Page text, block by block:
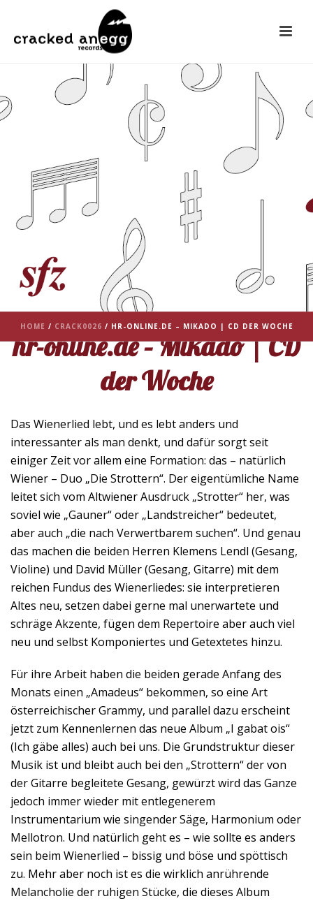
HOME / CRACK0026 / HR-ONLINE.DE – MIKADO | CD DER WOCHE
hr-online.de – Mikado | CD
der Woche
Das Wienerlied lebt, und es lebt anders und
interessanter als man denkt, und dafür sorgt seit
einiger Zeit vor allem eine Formation: das – natürlich
Wiener – Duo „Die Strottern“. Der eigentümliche Name
leitet sich vom Altwiener Ausdruck „Strotter“ her, was
soviel wie „Gauner“ oder „Landstreicher“ bedeutet,
aber auch „die nach Verwertbarem suchen“. Und genau
das machen die beiden Herren Klemens Lendl (Gesang,
Violine) und David Müller (Gesang, Gitarre) mit dem
reichen Fundus des Wienerliedes: sie interpretieren
Altes neu, setzen dabei gerne mal unerwartete und
schräge Akzente, fügen dem Repertoire aber auch viel
neu und selbst Komponiertes und Getextetes hinzu.
Für ihre Arbeit haben die beiden gerade Anfang des
Monats einen „Amadeus“ bekommen, so eine Art
österreichischer Grammy, und parallel dazu erscheint
jetzt zum Kennenlernen das neue Album „I gabat ois“
(Ich gäbe alles) auch bei uns. Die Grundstruktur dieser
Musik ist und bleibt auch bei den „Strottern“ der von
der Gitarre begleitete Gesang, gewürzt wird das Ganze
jedoch immer wieder mit entlegenerem
Instrumentarium wie singender Säge, Harmonium oder
Mellotron. Und natürlich geht es – wie sollte es anders
sein beim Wienerlied – bissig und böse und spöttisch
zu. Mehr aber noch ist es die wirklich anrührende
Melancholie der ruhigen Stücke, die dieses Album